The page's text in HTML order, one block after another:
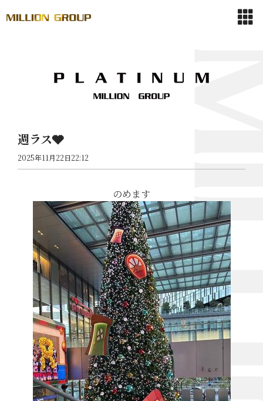
週ラス🩶
2025年11月22日22:12
のめます